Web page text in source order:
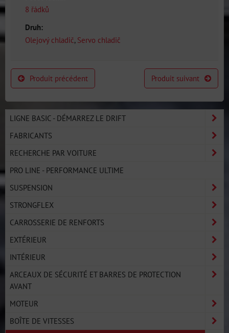
8 řádků
Druh:
Olejový chladič, Servo chladič
Produit précédent Produit suivant
LIGNE BASIC - DÉMARREZ LE DRIFT
FABRICANTS
RECHERCHE PAR VOITURE
PRO LINE - PERFORMANCE ULTIME
SUSPENSION
STRONGFLEX
CARROSSERIE DE RENFORTS
EXTÉRIEUR
INTÉRIEUR
ARCEAUX DE SÉCURITÉ ET BARRES DE PROTECTION
AVANT
MOTEUR
BOÎTE DE VITESSES